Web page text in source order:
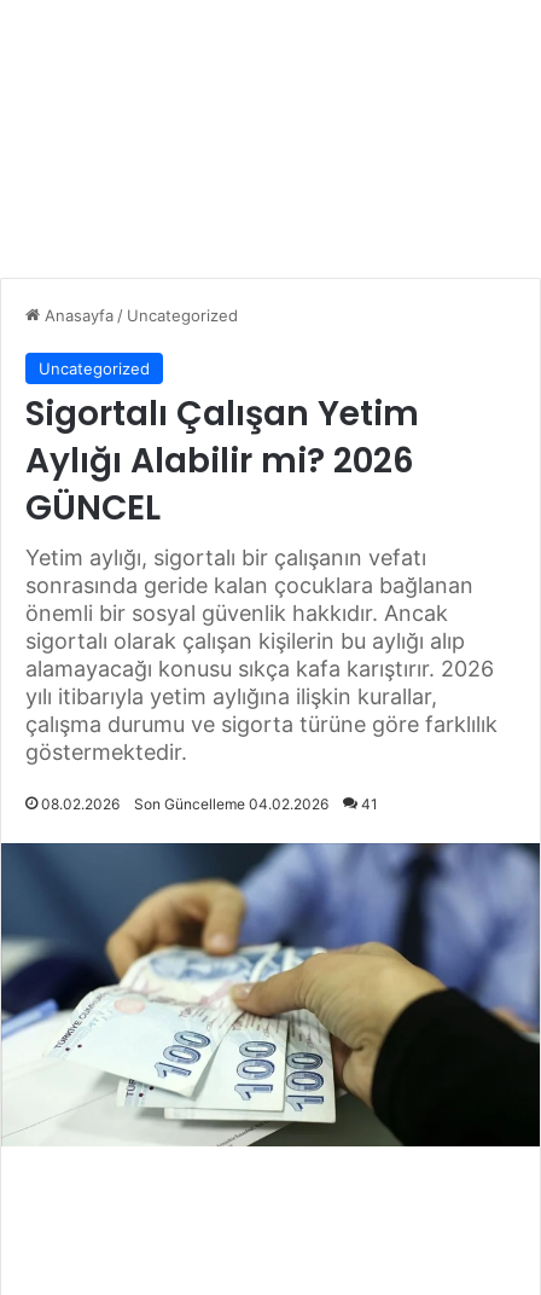
Anasayfa / Uncategorized
Uncategorized
Sigortalı Çalışan Yetim
Aylığı Alabilir mi? 2026
GÜNCEL
Yetim aylığı, sigortalı bir çalışanın vefatı
sonrasında geride kalan çocuklara bağlanan
önemli bir sosyal güvenlik hakkıdır. Ancak
sigortalı olarak çalışan kişilerin bu aylığı alıp
alamayacağı konusu sıkça kafa karıştırır. 2026
yılı itibarıyla yetim aylığına ilişkin kurallar,
çalışma durumu ve sigorta türüne göre farklılık
göstermektedir.
08.02.2026 Son Güncelleme 04.02.2026 41